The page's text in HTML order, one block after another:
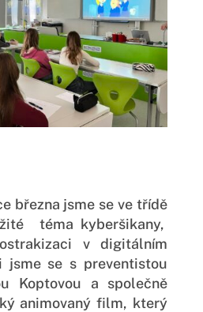
března jsme se ve třídě
téma kyberšikany,
v digitálním
jsme se s preventistou
Koptovou a společně
animovaný film, který